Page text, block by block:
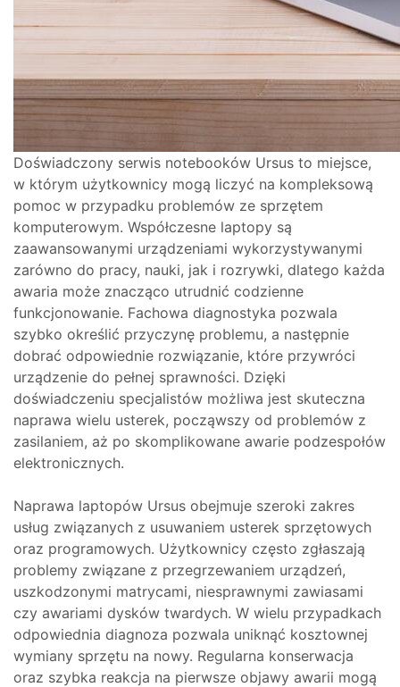
Doświadczony serwis notebooków Ursus to miejsce,
w którym użytkownicy mogą liczyć na kompleksową
pomoc w przypadku problemów ze sprzętem
komputerowym. Współczesne laptopy są
zaawansowanymi urządzeniami wykorzystywanymi
zarówno do pracy, nauki, jak i rozrywki, dlatego każda
awaria może znacząco utrudnić codzienne
funkcjonowanie. Fachowa diagnostyka pozwala
szybko określić przyczynę problemu, a następnie
dobrać odpowiednie rozwiązanie, które przywróci
urządzenie do pełnej sprawności. Dzięki
doświadczeniu specjalistów możliwa jest skuteczna
naprawa wielu usterek, począwszy od problemów z
zasilaniem, aż po skomplikowane awarie podzespołów
elektronicznych.
Naprawa laptopów Ursus obejmuje szeroki zakres
usług związanych z usuwaniem usterek sprzętowych
oraz programowych. Użytkownicy często zgłaszają
problemy związane z przegrzewaniem urządzeń,
uszkodzonymi matrycami, niesprawnymi zawiasami
czy awariami dysków twardych. W wielu przypadkach
odpowiednia diagnoza pozwala uniknąć kosztownej
wymiany sprzętu na nowy. Regularna konserwacja
oraz szybka reakcja na pierwsze objawy awarii mogą